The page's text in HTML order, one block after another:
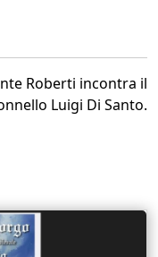
Roberti incontra il
Luigi Di Santo.